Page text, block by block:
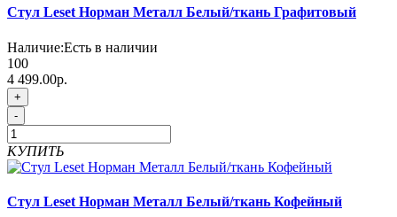
Стул Leset Норман Металл Белый/ткань Графитовый
Наличие:Есть в наличии
100
4 499.00р.
+
-
КУПИТЬ
Стул Leset Норман Металл Белый/ткань Кофейный